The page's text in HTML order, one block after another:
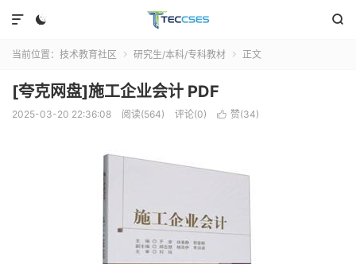
 

当前位置： 技术教育社区  研究生/本科/专科教材  正文
[夸克网盘]施工企业会计 PDF
2025-03-20 22:36:08 阅读(564) 评论(0)  赞(34)